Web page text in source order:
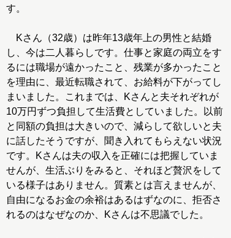
す。
Kさん（32歳）は昨年13歳年上の男性と結婚
し、今は二人暮らしです。仕事と家庭の両立をす
るには職場が遠かったこと、残業が多かったこと
を理由に、最近転職されて、お給料が下がってし
まいました。これまでは、Kさんと夫それぞれが
10万円ずつ負担して生活費としていました。以前
と同額の負担は大きいので、減らして欲しいと夫
に話したそうですが、聞き入れてもらえない状況
です。Kさんは夫の収入を正確には把握していま
せんが、生活ぶりをみると、それほど贅沢をして
いる様子はありません。質素とは言えませんが、
自由になるお金の余裕はあるはずなのに、拒否さ
れるのはなぜなのか、Kさんは不思議でした。